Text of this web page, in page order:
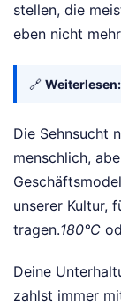
stellen, die
eben nicht
🔗 Weiterlesen:
Die Sehnsucht
menschlich,
unserer Kultur,
tragen.180°C
Deine
zahlst immer